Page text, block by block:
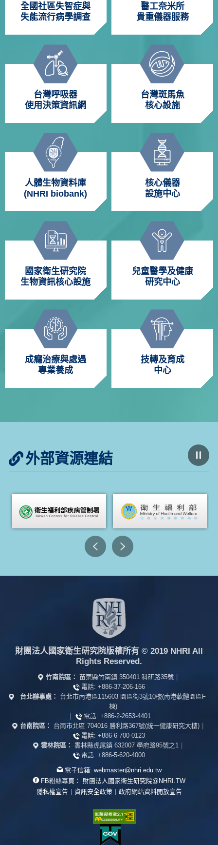
全國社區失智症與
失能流行病學調查
醫工奈米所
貴重儀器服務
台灣呼吸器
使用決策資訊網
台灣斑馬魚
核心設施
人體生物資料庫
(NHRI biobank)
核心儀器
設施中心
國家衛生研究院
生物資訊核心設施
兒童醫學及健康
研究中心
成癮治療與處遇
專業養成
技轉及育成
中心
外部資源連結
財團法人國家衛生研究院版權所有 © 2019 NHRI All
Rights Reserved.
竹南院區： 苗栗縣竹南鎮 350401 科研路35號
電話: +886-37-206-166
台北辦事處：
台北市南港區115603 園區街3號10樓(南港軟體園區F
棟)
電話: +886-2-2653-4401
台南院區：
台南市北區 704016 勝利路367號(統一健康研究大樓)
電話: +886-6-700-0123
雲林院區： 雲林縣虎尾鎮 632007 學府路95號之1
電話: +886-5-620-4000
電子信箱: webmaster@nhri.edu.tw
FB粉絲專頁：
財團法人國家衛生研究院@NHRI.TW
隱私權宣告
資訊安全政策 政府網站資料開放宣告